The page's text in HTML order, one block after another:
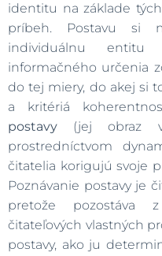
identitu na základe
príbeh. Postavu si
individuálnu entitu
informačného určenia
do tej miery, do akej si
a kritériá
postavy (jej obraz v
prostredníctvom
čitatelia korigujú svoje
Poznávanie postavy je
pretože pozostáva
čitateľových vlastných
postavy, ako ju